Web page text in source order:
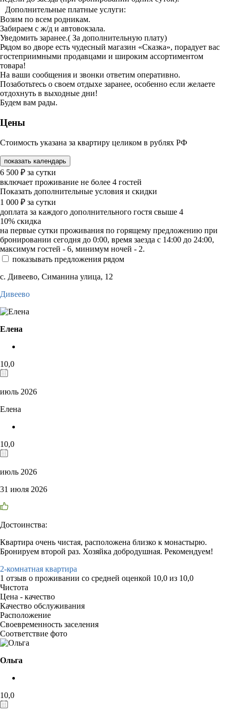
Дополнительные платные услуги:
Возим по всем родникам.
Забираем с ж/д и автовокзала.
Уведомить заранее.( За дополнительную плату)
Рядом во дворе есть чудесный магазин «Сказка», порадует вас
гостеприимными продавцами и широким ассортиментом
товара!
На ваши сообщения и звонки ответим оперативно.
Позаботьтесь о своем отдыхе заранее, особенно если желаете
отдохнуть в выходные дни!
Будем вам рады.
Цены
Стоимость указана за квартиру целиком в рублях РФ
показать календарь
6 500 ₽ за сутки
включает проживание не более 4 гостей
Показать дополнительные условия и скидки
1 000 ₽ за сутки
доплата за каждого дополнительного гостя свыше 4
10% скидка
на первые сутки проживания по горящему предложению при
бронировании сегодня до 0:00, время заезда с 14:00 до 24:00,
максимум гостей - 6, минимум ночей - 2.
показывать предложения рядом
с. Дивеево, Симанина улица, 12
Дивеево
Елена
10,0
июль 2026
Елена
10,0
июль 2026
31 июля 2026
Достоинства:
Квартира очень чистая, расположена близко к монастырю.
Бронируем второй раз. Хозяйка добродушная. Рекомендуем!
2-комнатная квартира
1 отзыв о проживании со средней оценкой 10,0 из 10,0
Чистота
Цена - качество
Качество обслуживания
Расположение
Своевременность заселения
Соответствие фото
Ольга
10,0